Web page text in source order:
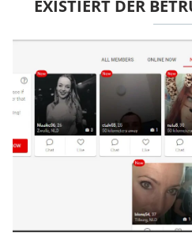
EXISTIERT DER